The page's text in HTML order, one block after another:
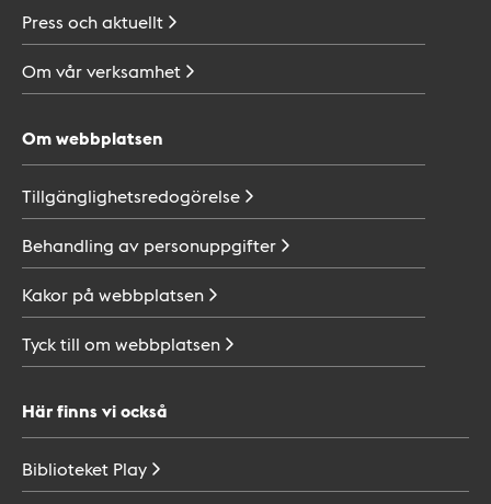
Press ochaktuellt
Om vårverksamhet
Om webbplatsen
Tillgänglighetsredogörelse
Behandling av personuppgifter
Kakor på webbplatsen
Tyck till om webbplatsen
Här finns vi också
Biblioteket Play